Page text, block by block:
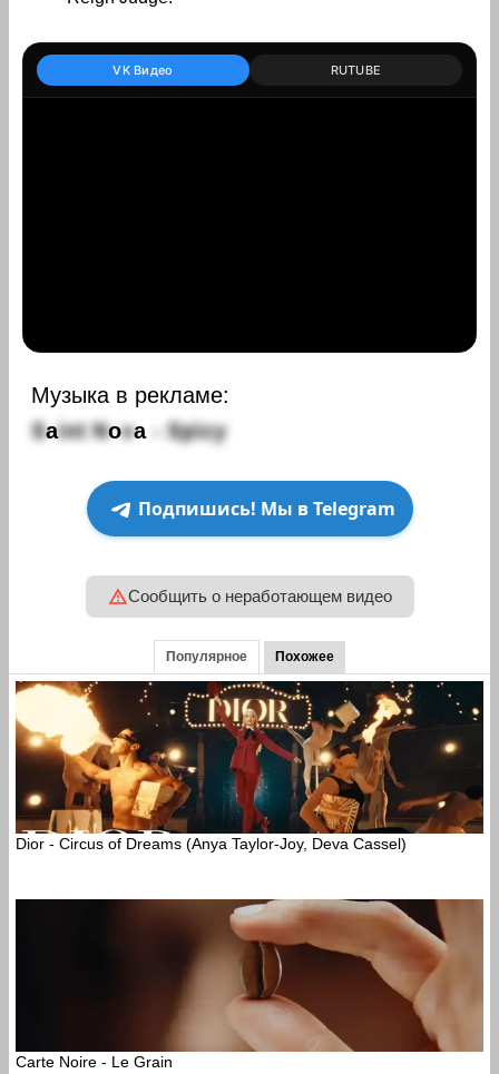
VK Видео RUTUBE
Музыка в рекламе:
Saint Nova Spicy
Подпишись! Мы в Telegram
Сообщить о неработающем видео
Популярное Похожее
Dior - Circus of Dreams (Anya Taylor-Joy, Deva Cassel)
Carte Noire - Le Grain